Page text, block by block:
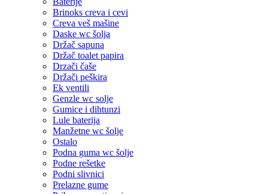
Brinoks creva i cevi
Creva veš mašine
Daske wc šolja
Držač sapuna
Držač toalet papira
Drzači čaše
Držači peškira
Ek ventili
Genzle wc solje
Gumice i dihtunzi
Lule baterija
Manžetne wc šolje
Ostalo
Podna guma wc šolje
Podne rešetke
Podni slivnici
Prelazne gume